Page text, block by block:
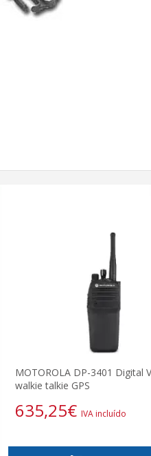
MOTOROLA DP-3401 Digital
walkie talkie GPS
635,25€ IVA incluído